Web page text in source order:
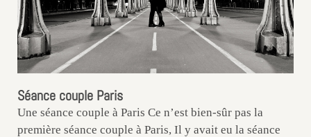
Séance couple Paris
Une séance couple à Paris Ce n’est bien-sûr pas la
première séance couple à Paris, Il y avait eu la séance